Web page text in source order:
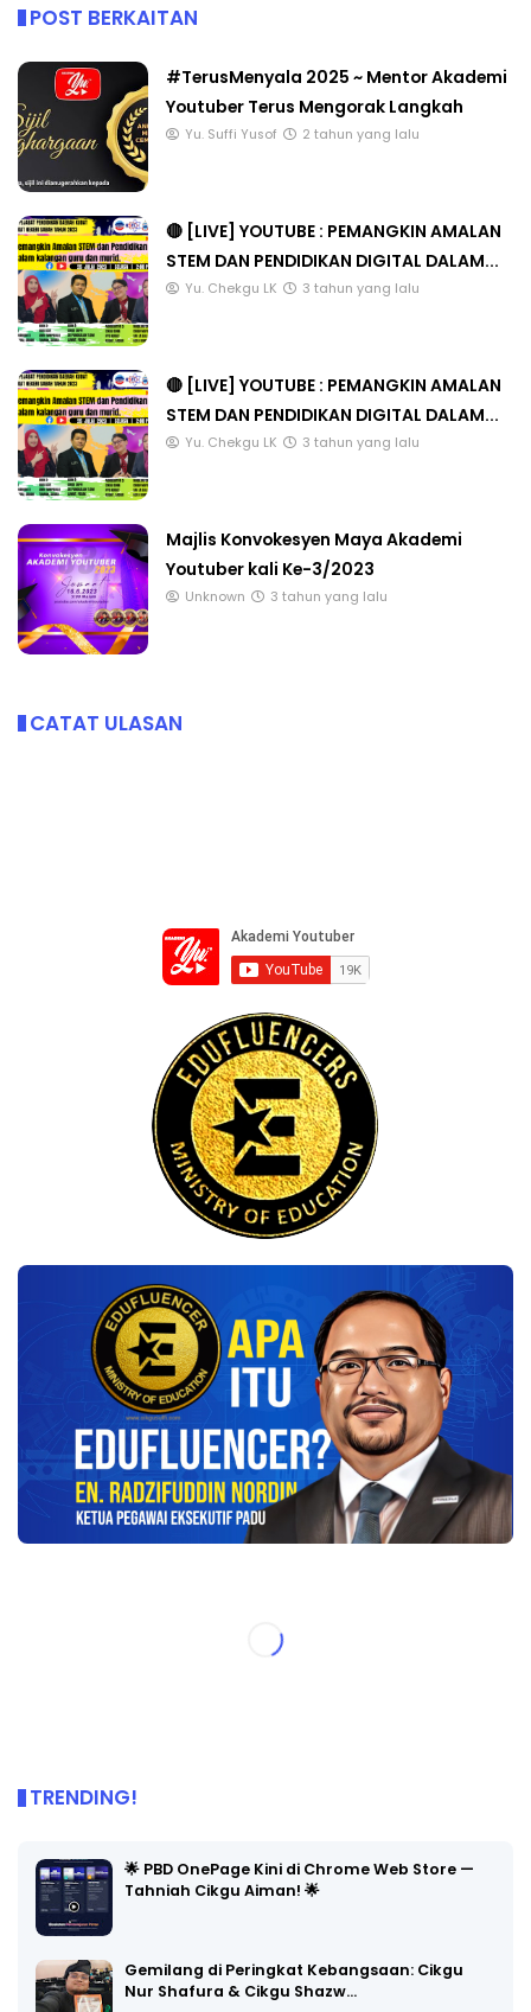
POST BERKAITAN
#TerusMenyala 2025 ~ Mentor Akademi
Youtuber Terus Mengorak Langkah
Yu. Suffi Yusof 2 tahun yang lalu
🔴 [LIVE] YOUTUBE : PEMANGKIN AMALAN
STEM DAN PENDIDIKAN DIGITAL DALAM...
Yu. Chekgu LK 3 tahun yang lalu
🔴 [LIVE] YOUTUBE : PEMANGKIN AMALAN
STEM DAN PENDIDIKAN DIGITAL DALAM...
Yu. Chekgu LK 3 tahun yang lalu
Majlis Konvokesyen Maya Akademi
Youtuber kali Ke-3/2023
Unknown 3 tahun yang lalu
CATAT ULASAN
TRENDING!
🌟 PBD OnePage Kini di Chrome Web Store —
Tahniah Cikgu Aiman! 🌟
Gemilang di Peringkat Kebangsaan: Cikgu
Nur Shafura & Cikgu Shazw…